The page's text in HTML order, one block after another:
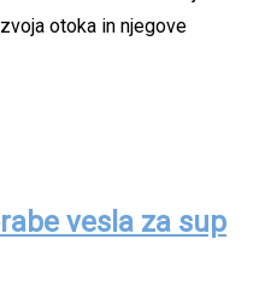
otoka in njegove
vesla za sup